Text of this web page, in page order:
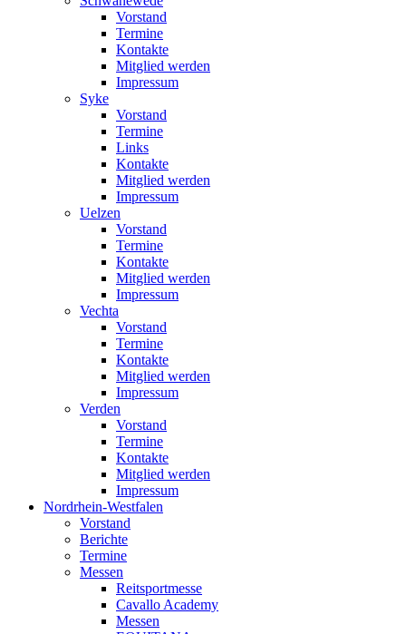
Vorstand
Termine
Kontakte
Mitglied werden
Impressum
Syke
Vorstand
Termine
Links
Kontakte
Mitglied werden
Impressum
Uelzen
Vorstand
Termine
Kontakte
Mitglied werden
Impressum
Vechta
Vorstand
Termine
Kontakte
Mitglied werden
Impressum
Verden
Vorstand
Termine
Kontakte
Mitglied werden
Impressum
Nordrhein-Westfalen
Vorstand
Berichte
Termine
Messen
Reitsportmesse
Cavallo Academy
Messen